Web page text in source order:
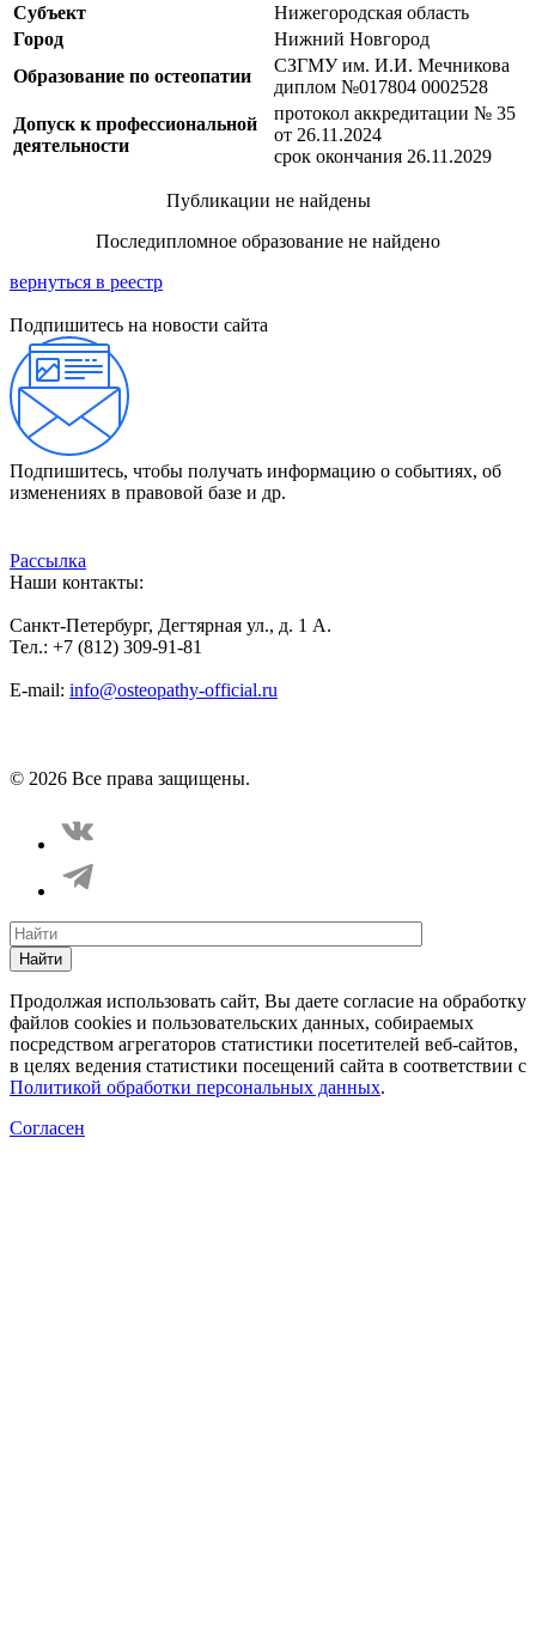
Субъект
Нижегородская область
Город
Нижний Новгород
Образование по остеопатии
СЗГМУ им. И.И. Мечникова
диплом №017804 0002528
Допуск к профессиональной
деятельности
протокол аккредитации № 35
от 26.11.2024
срок окончания 26.11.2029
Публикации не найдены
Последипломное образование не найдено
вернуться в реестр
Подпишитесь на новости сайта
Подпишитесь, чтобы получать информацию о событиях, об
изменениях в правовой базе и др.
Рассылка
Наши контакты:
Санкт-Петербург, Дегтярная ул., д. 1 А.
Тел.: +7 (812) 309-91-81
E-mail: info@osteopathy-official.ru
© 2026 Все права защищены.
Найти
Продолжая использовать сайт, Вы даете согласие на обработку
файлов cookies и пользовательских данных, собираемых
посредством агрегаторов статистики посетителей веб-сайтов,
в целях ведения статистики посещений сайта в соответствии с
Политикой обработки персональных данных.
Согласен